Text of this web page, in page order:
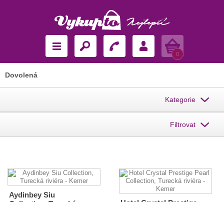
Košík
0
Dovolená
Kategorie
Filtrovat
Aydinbey Siu